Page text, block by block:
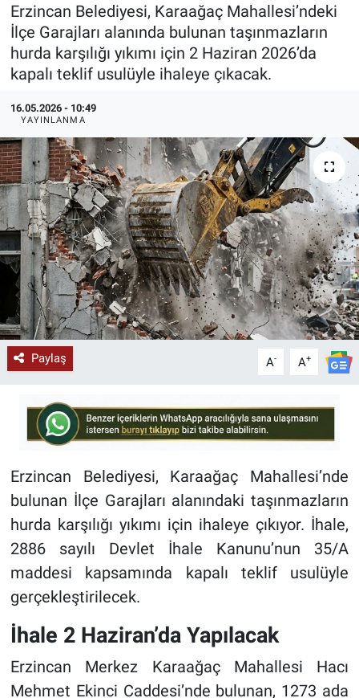
Erzincan Belediyesi, Karaağaç Mahallesi’ndeki
İlçe Garajları alanında bulunan taşınmazların
hurda karşılığı yıkımı için 2 Haziran 2026’da
kapalı teklif usulüyle ihaleye çıkacak.
16.05.2026 - 10:49
YAYINLANMA
Paylaş A- A+
Erzincan Belediyesi, Karaağaç Mahallesi’nde
bulunan İlçe Garajları alanındaki taşınmazların
hurda karşılığı yıkımı için ihaleye çıkıyor. İhale,
2886 sayılı Devlet İhale Kanunu’nun 35/A
maddesi kapsamında kapalı teklif usulüyle
gerçekleştirilecek.
İhale 2 Haziran’da Yapılacak
Erzincan Merkez Karaağaç Mahallesi Hacı
Mehmet Ekinci Caddesi’nde bulunan, 1273 ada
GENEL
KÜLTÜR-SANAT
Yerel Haber
Politika
SPOR
YAŞAM
RESMİ İLAN